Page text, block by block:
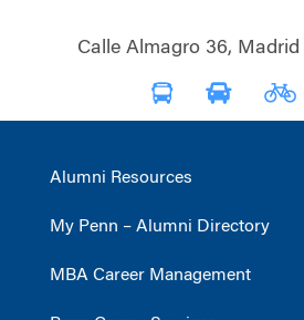
Calle Almagro 36, Madrid
Alumni Resources
My Penn – Alumni Directory
MBA Career Management